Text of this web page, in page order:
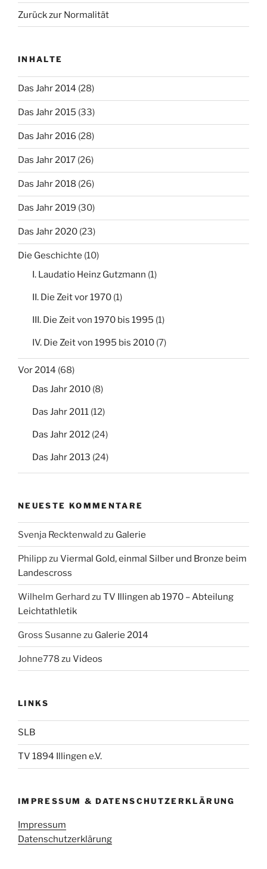
Zurück zur Normalität
INHALTE
Das Jahr 2014 (28)
Das Jahr 2015 (33)
Das Jahr 2016 (28)
Das Jahr 2017 (26)
Das Jahr 2018 (26)
Das Jahr 2019 (30)
Das Jahr 2020 (23)
Die Geschichte (10)
I. Laudatio Heinz Gutzmann (1)
II. Die Zeit vor 1970 (1)
III. Die Zeit von 1970 bis 1995 (1)
IV. Die Zeit von 1995 bis 2010 (7)
Vor 2014 (68)
Das Jahr 2010 (8)
Das Jahr 2011 (12)
Das Jahr 2012 (24)
Das Jahr 2013 (24)
NEUESTE KOMMENTARE
Svenja Recktenwald zu Galerie
Philippzu Viermal Gold, einmal Silber und Bronze beim
Landescross
Wilhelm Gerhard zu TV Illingen ab 1970 – Abteilung
Leichtathletik
Gross Susanne zu Galerie 2014
Johne778 zu Videos
LINKS
SLB
TV 1894 Illingen e.V.
IMPRESSUM & DATENSCHUTZERKLÄRUNG
Impressum
Datenschutzerklärung